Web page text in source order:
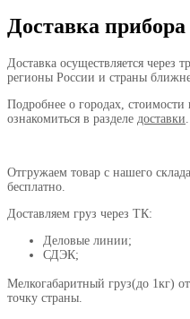
Доставка
Доставка осуществляется через
регионы России и страны
Подробнее о городах,
ознакомиться в разделе доставки
Отгружаем товар с нашего
бесплатно.
Доставляем груз через ТК:
Деловые линии;
СДЭК;
Мелкогабаритный груз(до 1кг)
точку страны.